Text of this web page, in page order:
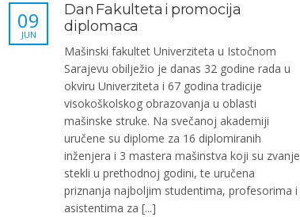
Dan Fakulteta i promocija
diplomaca
09
JUN
Mašinski fakultet Univerziteta u Istočnom
Sarajevu obilježio je danas 32 godine rada u
okviru Univerziteta i 67 godina tradicije
visokoškolskog obrazovanja u oblasti
mašinske struke. Na svečanoj akademiji
uručene su diplome za 16 diplomiranih
inženjera i 3 mastera mašinstva koji su zvanje
stekli u prethodnoj godini, te uručena
priznanja najboljim studentima, profesorima i
asistentima za [...]